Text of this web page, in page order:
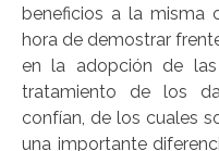
beneficios a la misma
hora de demostrar
en la adopción de las
tratamiento de los
confían, de los cuales
una importante